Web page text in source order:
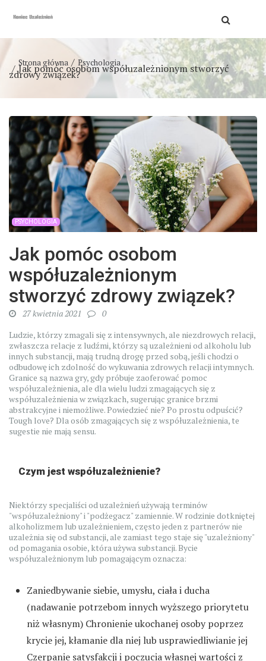
Strona główna Psychologia
Jak pomóc osobom współuzależnionym stworzyć
zdrowy związek?
PSYCHOLOGIA
Jak pomóc osobom
współuzależnionym
stworzyć zdrowy związek?
27 kwietnia 2021
0
Ludzie, którzy zmagali się z intensywnych, ale niezdrowych relacji,
zwłaszcza relacje z ludźmi, którzy są uzależnieni od alkoholu lub
innych substancji, mają trudną drogę przed sobą, jeśli chodzi o
odbudowę ich zdolność do wykuwania zdrowych relacji intymnych.
Granice są nazwa gry, gdy próbuje zaoferować pomoc
współuzależnienia, ale dla wielu ludzi zmagających się z
współuzależnienia w związkach, sugerując granice brzmi
abstrakcyjne i niemożliwe. Powiedzieć nie? Po prostu odpuścić?
Tough love? Dla osób zmagających się z współuzależnienia, te
sugestie nie mają sensu.
Czym jest współuzależnienie?
Niektórzy specjaliści od uzależnień używają terminów
"współuzależniony" i "podżegacz" zamiennie. W rodzinie dotkniętej
alkoholizmem lub uzależnieniem, często jeden z partnerów nie
uzależnia się od substancji, ale zamiast tego staje się "uzależniony"
od pomagania osobie, która używa substancji. Bycie
współuzależnionym lub pomagającym oznacza:
Zaniedbywanie siebie, umysłu, ciała i ducha
(nadawanie potrzebom innych wyższego priorytetu
niż własnym) Chronienie ukochanej osoby poprzez
krycie jej, kłamanie dla niej lub usprawiedliwianie jej
Czerpanie satysfakcji i poczucia własnej wartości z